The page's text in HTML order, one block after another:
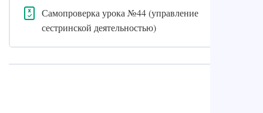
Самопроверка урока №44 (управление
сестринской деятельностью)